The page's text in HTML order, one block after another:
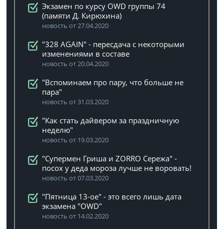
Экзамен по курсу OWD группы 74
(памяти Д. Кирюхина)
новость от 27.04.2020
"328 AGAIN" - пересдача с некоторыми
изменениями в составе
новость от 20.04.2020
"Вспоминаем про пару, что больше не
пара"
новость от 31.03.2020
"Как стать дайвером за праздничную
неделю"
новость от 19.03.2020
"Супермен Гриша и ZORRO Сережа" -
посох у деда мороза лучше не воровать!
новость от 07.03.2020
"Пятница 13-ое" - это всего лишь дата
экзамена "OWD"
новость от 14.02.2020